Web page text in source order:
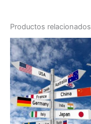
Productos relacionados